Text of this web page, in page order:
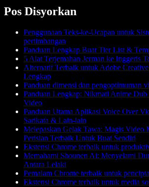
Pos Disyorkan
Penggunaan Teks-ke-Ucapan untuk
pertimbangan
Panduan Lengkap Buat Tier List &
5 Alat Terjemahan Jerman ke Inggeris
Alternatif Terbaik untuk Adobe
Lengkap
Panduan dimensi dan pengoptimuman
Panduan Lengkap: Nikmati Anime
Video
Panduan Utama Aplikasi Voice Over
Sarikata & Lain-lain
Melepaskan Gelak Tawa: Magis
Perisian Terbaik Untuk Buat Sendiri
Ekstensi Chrome terbaik untuk
Memahami Shounen Ai: Menyelami
Antara Lelaki
Pemalam Chrome terbaik untuk
Ekstensi Chrome terbaik untuk media